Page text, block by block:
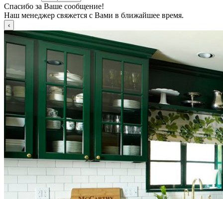
Спасибо за Ваше сообщение!
Наш менеджер свяжется с Вами в ближайшее время.